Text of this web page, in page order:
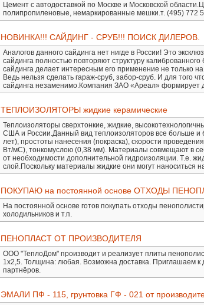
Цемент с автодоставкой по Москве и Московской
полипропиленовые, немаркированные мешки.т. (495) 772
НОВИНКА!!! САЙДИНГ - СРУБ!!! ПОИСК ДИЛЕРОВ.
Аналогов данного сайдинга нет нигде в России! Это
сайдинга полностью повторяют структуру
сайдинга делает интересным его применение не только
Ведь нельзя сделать гараж-сруб, забор-сруб. И для того
сайдинга незаменимо.Компания ЗАО «Ареал» формирует
ТЕПЛОИЗОЛЯТОРЫ жидкие керамические
Теплоизоляторы сверхтонкие, жидкие,
США и России.Данный вид теплоизоляторов все больше и
лет), простоты нанесения (покраска), скорости
Вт/мС), тонкомуслою (0,38 мм). Материалы совмещают в
от необходимости дополнительной гидроизоляции. Т.е.
слой.Поскольку материалы жидкие они могут наноситься
ПОКУПАЮ на постоянной основе ОТХОДЫ
На постоянной основе готов покупать отходы
холодильников и т.п.
ПЕНОПЛАСТ ОТ ПРОИЗВОДИТЕЛЯ
ООО "ТеплоДом" производит и реализует плиты
1х2,5. Толщина: любая. Возможна доставка. Приглашаем к
партнёров.
ЭМАЛИ ПФ - 115, грунтовка ГФ - 021 от